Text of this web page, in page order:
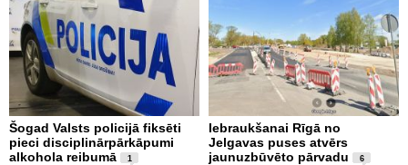
Šogad Valsts policijā fiksēti
pieci disciplinārpārkāpumi
alkohola reibumā
1
Iebraukšanai Rīgā no
Jelgavas puses atvērs
jaunuzbūvēto pārvadu
6